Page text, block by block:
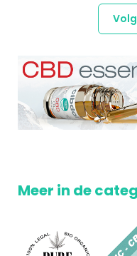
Meer in de